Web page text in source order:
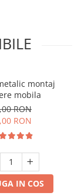
montaj
mobila
RON
RON
IN COS